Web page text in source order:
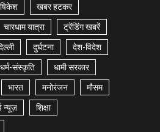
खबर हटकर
चारधाम यात्रा ट्रेंडिंग खबरें
दुर्घटना देश-विदेश
धर्म-संस्कृति धामी सरकार
भारत मनोरंजन मौसम
न्यूज़ शिक्षा